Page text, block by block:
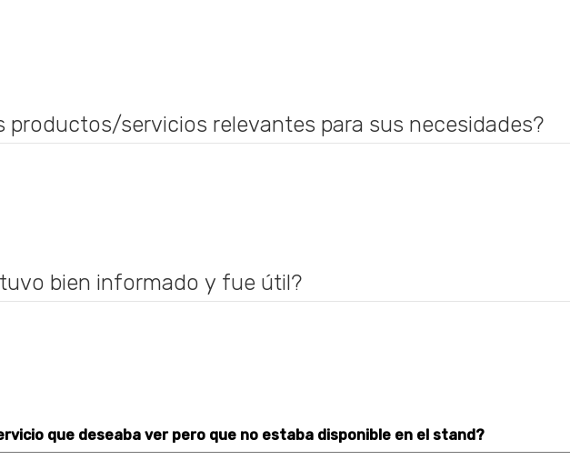
productos/servicios relevantes para sus necesidades?
bien informado y fue útil?
que deseaba ver pero que no estaba disponible en el stand?